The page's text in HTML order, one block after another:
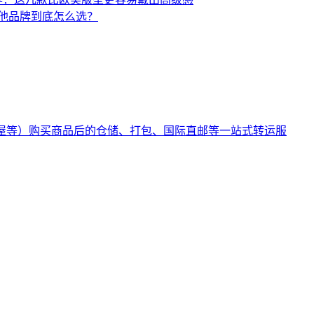
品牌到底怎么选？
）购买商品后的仓储、打包、国际直邮等一站式转运服